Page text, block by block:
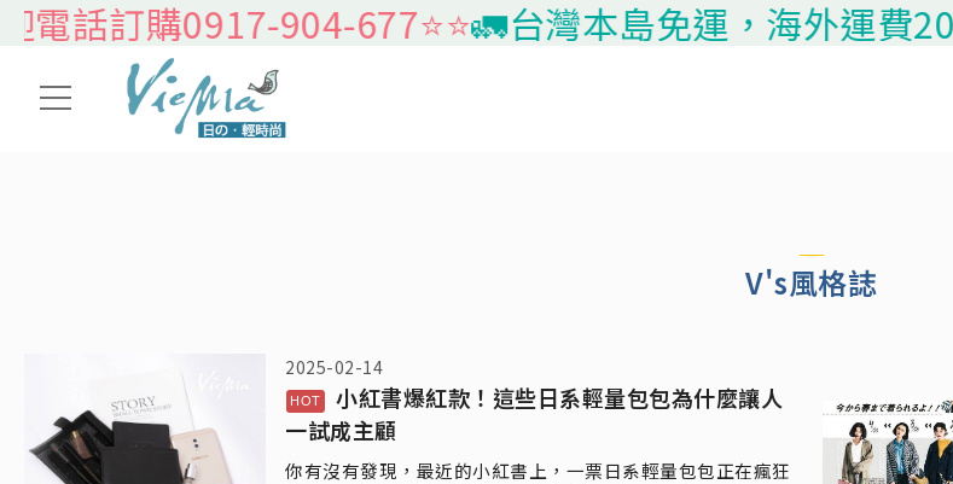
電話訂購0917-904-677⭐️⭐️🚛台灣本島免運，海外運費
V's風格誌
2025-02-14
小紅書爆紅款！這些日系輕量包包為什麼讓人
一試成主顧
你有沒有發現，最近的小紅書上，一票日系輕量包包正在瘋狂